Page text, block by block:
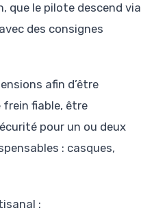
que le pilote descend via
des consignes
afin d’être
fiable, être
pour un ou deux
: casques,
: